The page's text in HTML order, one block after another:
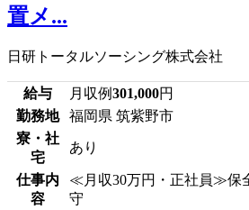
置メ...
日研トータルソーシング株式会社
給与 月収例301,000円
勤務地
福岡県 筑紫野市
寮・社
宅
あり
仕事内
容
≪月収30万円・正社員≫保
守